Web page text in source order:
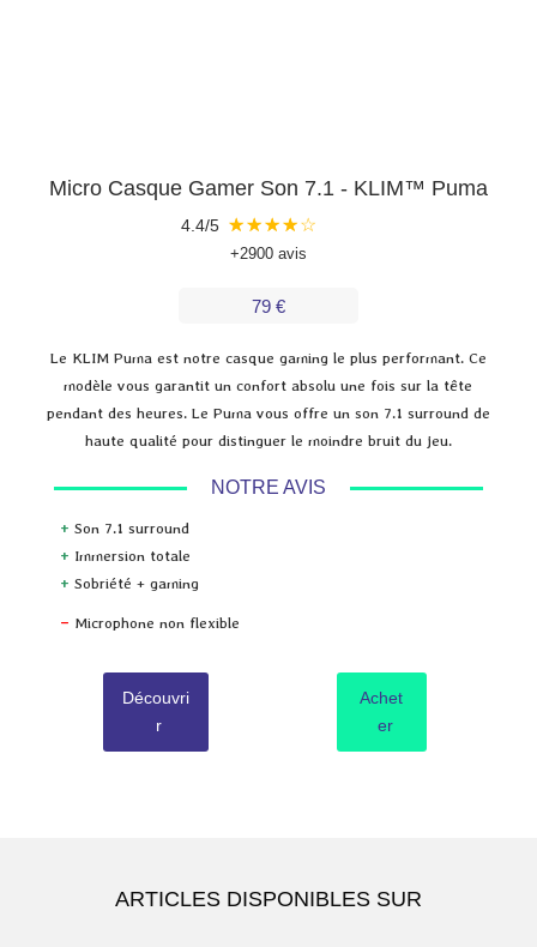
Micro Casque Gamer Son 7.1 - KLIM™ Puma
4.4/5 ★★★★☆
+2900 avis
79 €
Le KLIM Puma est notre casque gaming le plus performant. Ce
modèle vous garantit un confort absolu une fois sur la tête
pendant des heures. Le Puma vous offre un son 7.1 surround de
haute qualité pour distinguer le moindre bruit du jeu.
NOTRE AVIS
+ Son 7.1 surround
+ Immersion totale
+ Sobriété + gaming
– Microphone non flexible
Découvri
r
Achet
er
ARTICLES DISPONIBLES SUR